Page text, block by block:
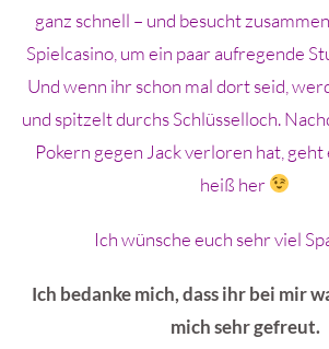
ganz schnell – und besucht
Spielcasino, um ein paar aufregende
Und wenn ihr schon mal dort seid,
und spitzelt durchs Schlüsselloch.
Pokern gegen Jack verloren hat,
heiß her
Ich wünsche euch sehr viel
Ich bedanke mich, dass ihr bei mir
mich sehr gefreut.